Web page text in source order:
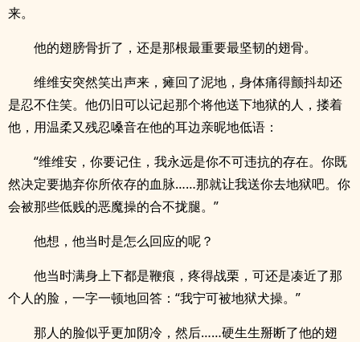
来。
他的翅膀骨折了，还是那根最重要最坚韧的翅骨。
维维安突然笑出声来，瘫回了泥地，身体痛得颤抖却还
是忍不住笑。他仍旧可以记起那个将他送下地狱的人，搂着
他，用温柔又残忍嗓音在他的耳边亲昵地低语：
“维维安，你要记住，我永远是你不可违抗的存在。你既
然决定要抛弃你所依存的血脉……那就让我送你去地狱吧。你
会被那些低贱的恶魔操的合不拢腿。”
他想，他当时是怎么回应的呢？
他当时满身上下都是鞭痕，疼得战栗，可还是凑近了那
个人的脸，一字一顿地回答：“我宁可被地狱犬操。”
那人的脸似乎更加阴冷，然后……硬生生掰断了他的翅